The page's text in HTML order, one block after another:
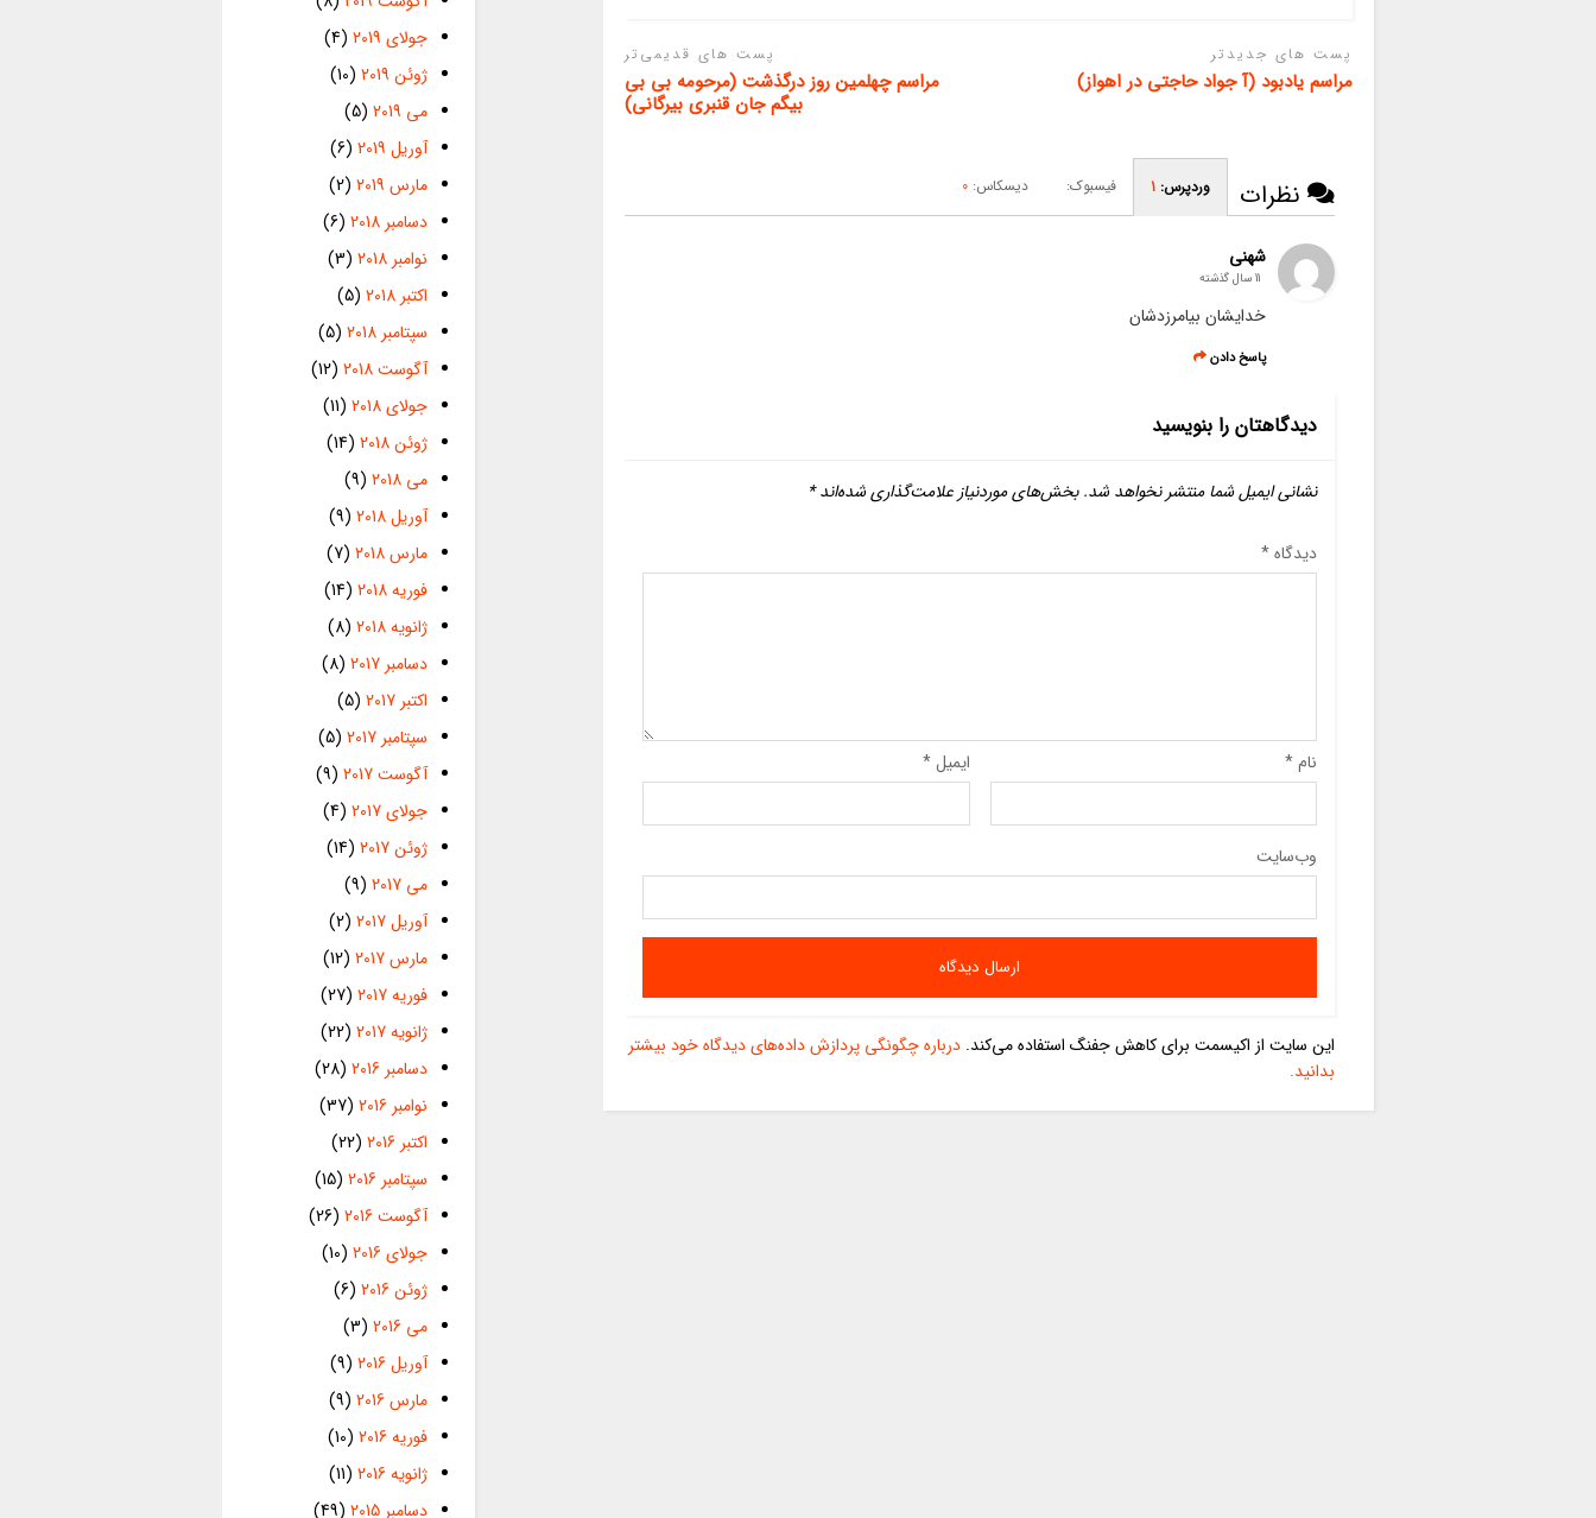
پست های جدیدتر
مراسم یادبود (آ جواد حاجتی در اهواز)
پست های قدیمی‌تر
مراسم چهلمین روز درگذشت (مرحومه بی بی
بیگم جان قنبری بیرگانی)
نظرات وردپرس: 1 فیسبوک: دیسکاس: 0
شهنی
11 سال گذشته
خدایشان بیامرزدشان
پاسخ دادن
دیدگاهتان را بنویسید
نشانی ایمیل شما منتشر نخواهد شد. بخش‌های موردنیاز علامت‌گذاری شده‌اند*
دیدگاه*
نام* ایمیل*
وب‌سایت
این سایت از اکیسمت برای کاهش جفنگ استفاده می‌کند. درباره چگونگی پردازش داده‌های دیدگاه خود بیشتر
بدانید.
جولای 2019
(4)
ژوئن 2019
(10)
می 2019
(5)
آوریل 2019
(6)
مارس 2019
(2)
دسامبر 2018
(6)
نوامبر 2018
(3)
اکتبر 2018
(5)
سپتامبر 2018
(5)
آگوست 2018
(12)
جولای 2018
(11)
ژوئن 2018
(14)
می 2018
(9)
آوریل 2018
(9)
مارس 2018
(7)
فوریه 2018
(14)
ژانویه 2018
(8)
دسامبر 2017
(8)
اکتبر 2017
(5)
سپتامبر 2017
(5)
آگوست 2017
(9)
جولای 2017
(4)
ژوئن 2017
(14)
می 2017
(9)
آوریل 2017
(2)
مارس 2017
(12)
فوریه 2017
(27)
ژانویه 2017
(22)
دسامبر 2016
(28)
نوامبر 2016
(37)
اکتبر 2016
(22)
سپتامبر 2016
(15)
آگوست 2016
(26)
جولای 2016
(10)
ژوئن 2016
(6)
می 2016
(3)
آوریل 2016
(9)
مارس 2016
(9)
فوریه 2016
(10)
ژانویه 2016
(11)
دسامبر 2015
(49)